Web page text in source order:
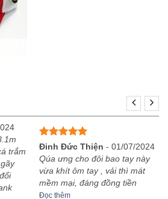
trắm
Được xếp
hạng
sao
Đinh Đức Thiện - 01/07/2024
Qúa ưng cho đôi bao tay này
vừa khít ôm tay , vải thì mát
mềm mại, đáng đồng tiền
Đọc thêm